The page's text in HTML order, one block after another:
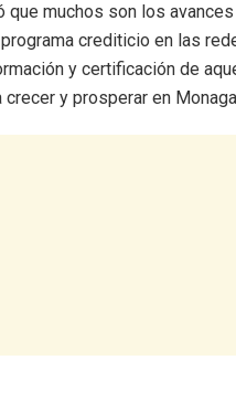
que muchos son los
crediticio en las
y certificación de
crecer y prosperar en